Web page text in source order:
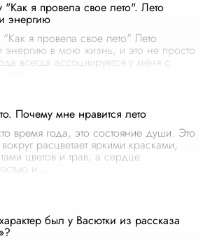
я провела свое лето". Лето
энергию
я провела свое лето" Лето
энергию в мою жизнь, и это не просто
всегда ассоциируется у меня с
Почему мне нравится лето
время года, это состояние души. Это
расцветает яркими красками,
цветов и трав, а сердце
и
был у Васютки из рассказа